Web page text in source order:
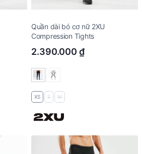
Quần dài bó cơ nữ 2XU
Compression Tights
2.390.000 ₫
XS S M